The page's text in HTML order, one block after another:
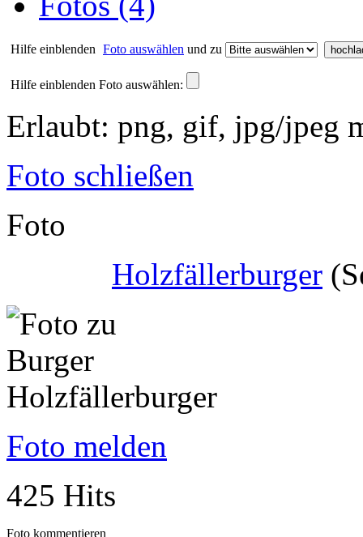
Hilfe einblenden Foto auswählen und zu
Hilfe einblenden Foto auswählen:
Erlaubt: png, gif, jpg/jpeg
Foto schließen
Foto
Holzfällerburger
Foto melden
425 Hits
Foto kommentieren